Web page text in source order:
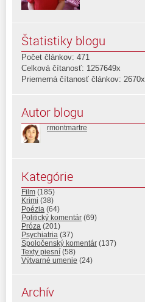
Štatistiky blogu
Počet článkov: 471
Celková čítanosť: 1257649x
Priemerná čítanosť článkov: 2670x
Autor blogu
rmontmartre
Kategórie
Film (185)
Krimi (38)
Poézia (64)
Politický komentár (69)
Próza (201)
Psychiatria (37)
Spoločenský komentár (137)
Texty piesní (58)
Výtvarné umenie (24)
Archív